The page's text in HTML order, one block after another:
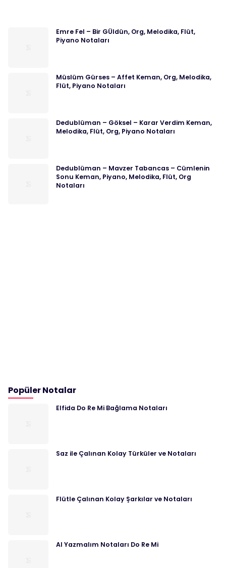
Emre Fel – Bir GÜldün, Org, Melodika, Flüt,
Piyano Notaları
Müslüm Gürses – Affet Keman, Org, Melodika,
Flüt, Piyano Notaları
Dedublüman – Göksel – Karar Verdim Keman,
Melodika, Flüt, Org, Piyano Notaları
Dedublüman – Mavzer Tabancas – Cümlenin
Sonu Keman, Piyano, Melodika, Flüt, Org
Notaları
Popüler Notalar
Elfida Do Re Mi Bağlama Notaları
Saz ile Çalınan Kolay Türküler ve Notaları
Flütle Çalınan Kolay Şarkılar ve Notaları
Al Yazmalım Notaları Do Re Mi